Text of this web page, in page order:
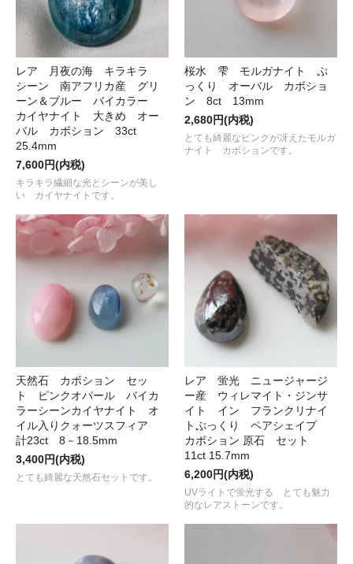
レア 月夜の海 キラキラ
シーン 南アフリカ産 グリ
ーン＆ブルー バイカラー
カイヤナイト 大きめ オー
バル カボション 33ct
25.4mm
7,600円(内税)
キラキラ繊細な光とシーンが美し
い カイヤナイトです。
桜水 雫 モルガナイト ぷ
っくり オーバル カボショ
ン 8ct 13mm
2,680円(内税)
とても綺麗なピンクが冴えたモルガ
ナイト カボションです。
天然石 カボション セッ
ト ピンクオパール バイカ
ラーシーンカイヤナイト オ
イル入りクォーツスフィア
計23ct 8－18.5mm
3,400円(内税)
とても綺麗な天然石セットです。
レア 蛍光 ニュージャージ
ー産 ウィレマイト・ジンサ
イト イン フランクリナイ
トぷっくり ペアシェイプ
カボション 原石 セット
11ct 15.7mm
6,200円(内税)
UVライトで蛍光する とても魅力
的なレアストーンです。